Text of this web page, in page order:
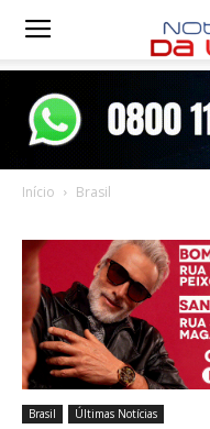
Notícias
Início Brasil
Brasil Últimas Notícias